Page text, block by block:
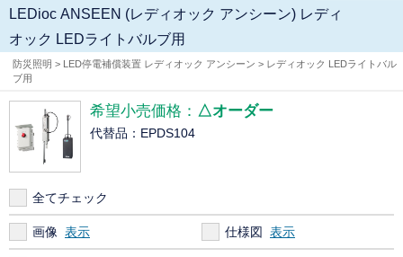
LEDioc ANSEEN (レディオック アンシーン) レディ
オック LEDライトバルブ用
防災照明 > LED停電補償装置 レディオック アンシーン > レディオック LEDライトバル
ブ用
希望小売価格： △オーダー
代替品：EPDS104
全てチェック
画像 仕様図